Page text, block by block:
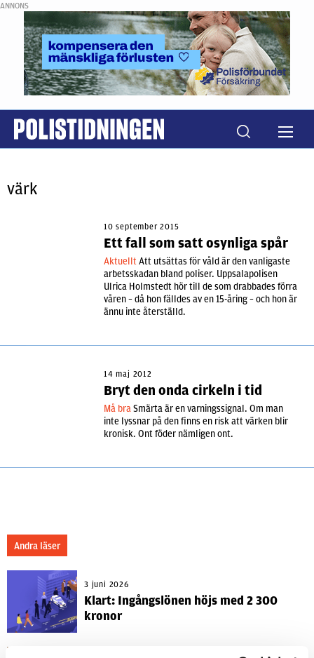
ANNONS
värk
10 september 2015
Ett fall som satt osynliga spår
Aktuellt Att utsättas för våld är den vanligaste
arbetsskadan bland poliser. Uppsalapolisen
Ulrica Holmstedt hör till de som drabbades förra
våren – då hon fälldes av en 15-åring – och hon är
ännu inte återställd.
14 maj 2012
Bryt den onda cirkeln i tid
Må bra Smärta är en varningssignal. Om man
inte lyssnar på den finns en risk att värken blir
kronisk. Ont föder nämligen ont.
Andra läser
3 juni 2026
Klart: Ingångslönen höjs med 2 300
kronor